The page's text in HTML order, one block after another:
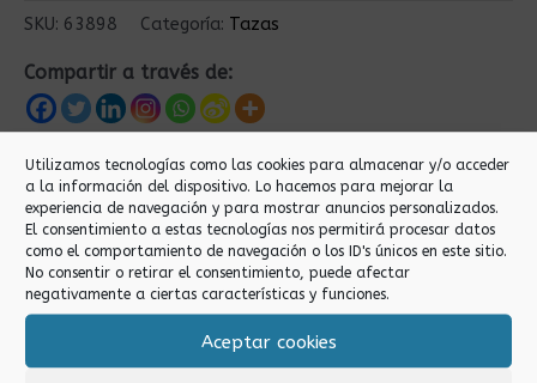
Utilizamos tecnologías como las cookies para almacenar y/o acceder
a la información del dispositivo. Lo hacemos para mejorar la
experiencia de navegación y para mostrar anuncios personalizados.
El consentimiento a estas tecnologías nos permitirá procesar datos
como el comportamiento de navegación o los ID's únicos en este sitio.
No consentir o retirar el consentimiento, puede afectar
negativamente a ciertas características y funciones.
Aceptar cookies
SKU: 63898 Categoría: Tazas
Compartir a través de:
Productos relacionados